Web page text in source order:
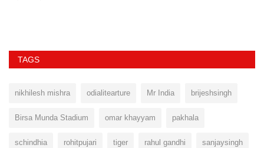
TAGS
nikhilesh mishra odialitearture Mr India brijeshsingh
Birsa Munda Stadium omar khayyam pakhala
schindhia rohitpujari tiger rahul gandhi sanjaysingh